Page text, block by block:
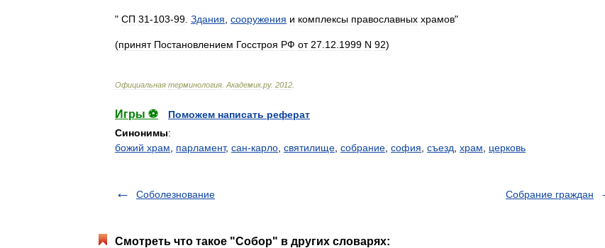
" СП 31-103-99 Здания сооружения и комплексы православных храмов"
(принят Постановлением Госстроя РФ от 27 12 1999 N 92)
Официальная терминология Академик.ру. 2012
Игры ⚽
Поможем написать реферат
Синонимы:
божий храм
парламент, сан-карло святилище собрание софия съезд храм церковь
Соболезнование Собрание граждан
Смотреть что такое "Собор" в других словарях: